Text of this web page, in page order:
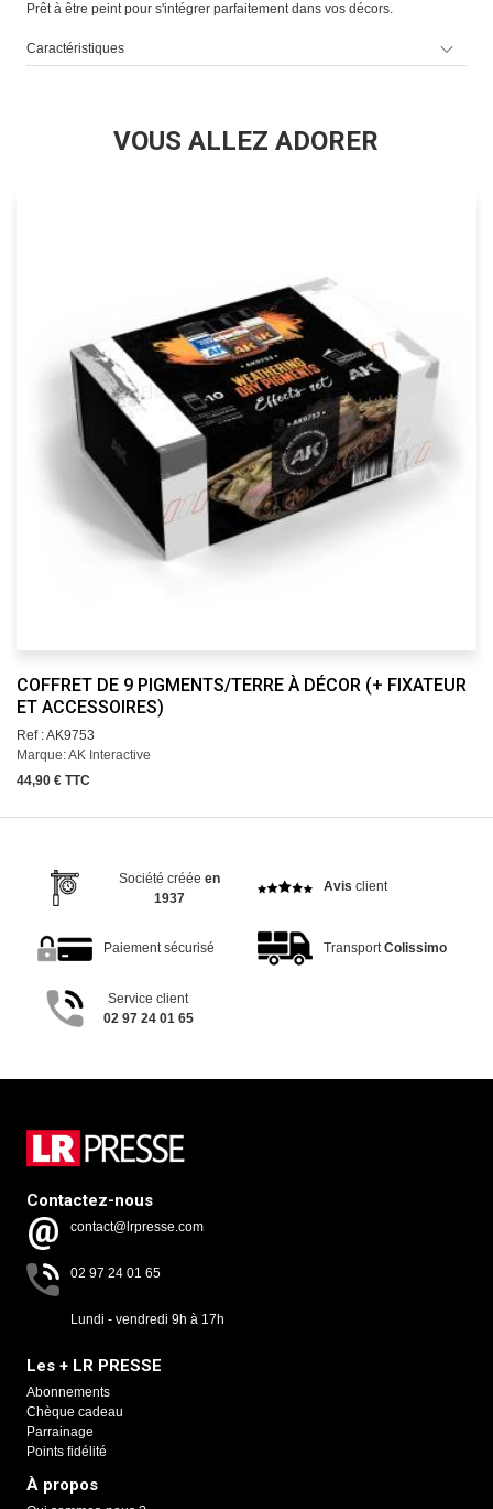
Prêt à être peint pour s'intégrer parfaitement dans vos décors.
Caractéristiques
VOUS ALLEZ ADORER
COFFRET DE 9 PIGMENTS/TERRE À DÉCOR (+ FIXATEUR
ET ACCESSOIRES)
Ref : AK9753
Marque: AK Interactive
44,90 € TTC
Société créée en
1937
Avis client
Paiement sécurisé TransportColissimo
Service client
02 97 24 01 65
Contactez-nous
contact@lrpresse.com
02 97 24 01 65
Lundi - vendredi 9h à 17h
Les + LR PRESSE
Abonnements
Chèque cadeau
Parrainage
Points fidélité
À propos